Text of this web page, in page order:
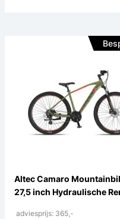
Altec Camaro
27,5 inch Hydraulische
adviesprijs: 365,-